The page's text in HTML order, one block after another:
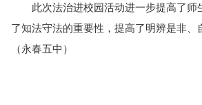
此次法治进校园活动进一步提高了师
了知法守法的重要性，提高了明辨是非、
（永春五中）